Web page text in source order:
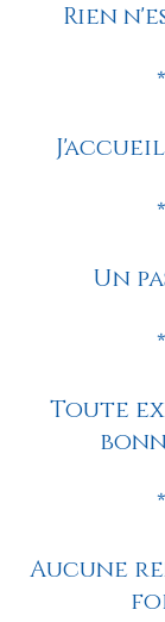
Rien
Un
Toute
Aucune